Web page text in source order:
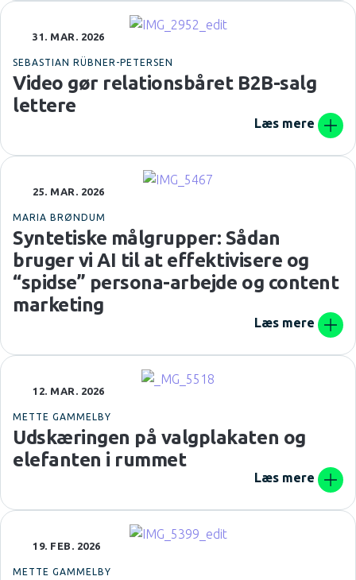
31. MAR. 2026
SEBASTIAN RÜBNER-PETERSEN
Video gør relationsbåret B2B-salg
lettere
Læs mere
25. MAR. 2026
MARIA BRØNDUM
Syntetiske målgrupper: Sådan
bruger vi AI til at effektivisere og
“spidse” persona-arbejde og content
marketing
Læs mere
12. MAR. 2026
METTE GAMMELBY
Udskæringen på valgplakaten og
elefanten i rummet
Læs mere
19. FEB. 2026
METTE GAMMELBY